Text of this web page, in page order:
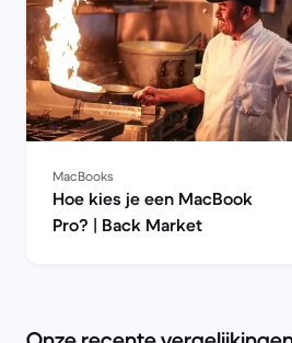
MacBooks
Hoe kies je een MacBook
Pro? | Back Market